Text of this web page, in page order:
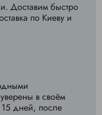
Доставим быстро
по Киеву и
в своём
дней, после